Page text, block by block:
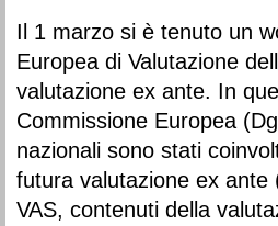
Il 1 marzo si è tenuto un
Europea di Valutazione
valutazione ex ante. In
Commissione Europea
nazionali sono stati
futura valutazione ex ante
VAS, contenuti della